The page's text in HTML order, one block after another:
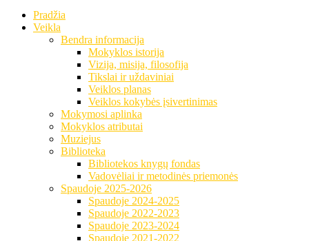
Pradžia
Veikla
Bendra informacija
Mokyklos istorija
Vizija, misija, filosofija
Tikslai ir uždaviniai
Veiklos planas
Veiklos kokybės įsivertinimas
Mokymosi aplinka
Mokyklos atributai
Muziejus
Biblioteka
Bibliotekos knygų fondas
Vadovėliai ir metodinės priemonės
Spaudoje 2025-2026
Spaudoje 2024-2025
Spaudoje 2022-2023
Spaudoje 2023-2024
Spaudoje 2021-2022